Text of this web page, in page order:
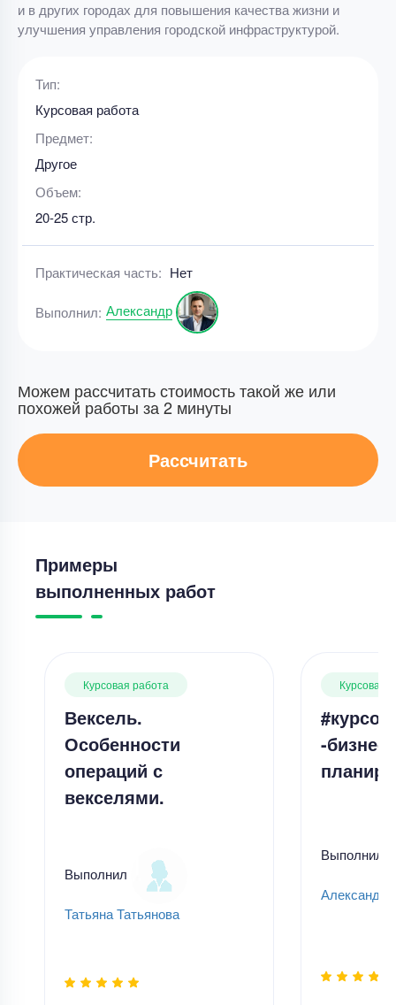
и в других городах для повышения качества жизни и
улучшения управления городской инфраструктурой.
Тип:
Курсовая работа
Предмет:
Другое
Объем:
20-25 стр.
Практическая часть: Нет
Выполнил: Александр
Можем рассчитать стоимость такой же или
похожей работы за 2 минуты
Рассчитать
Примеры
выполненных работ
Курсовая работа
Вексель.
Особенности
операций с
векселями.
Выполнил
Татьяна Татьянова
Курсовая
-бизнес-
Выполнил
Александр